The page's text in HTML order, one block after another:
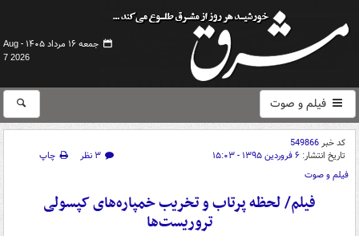
جمعه ۱۶ مرداد ۱۴۰۵ -
Aug
7 2026
فیلم و صوت
کد خبر549866
تاریخ انتشار: ۶ فروردین ۱۳۹۵ - ۱۵:۰۳ ۳ نظر
چاپ
فیلم و صوت
فیلم/ لحظه پرتاب و تخریب خمپاره‌های کپسولی
تروریست‌ها